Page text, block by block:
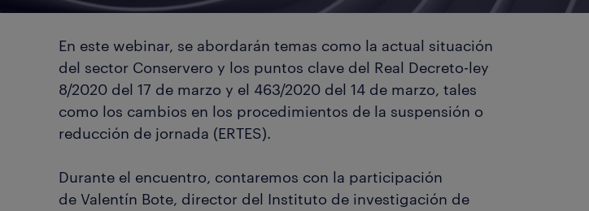
En este webinar, se abordarán temas como la actual situación
del sector Conservero y los puntos clave del Real Decreto-ley
8/2020 del 17 de marzo y el 463/2020 del 14 de marzo, tales
como los cambios en los procedimientos de la suspensión o
reducción de jornada (ERTES).
Durante el encuentro, contaremos con la participación
de Valentín Bote, director del Instituto de investigación de